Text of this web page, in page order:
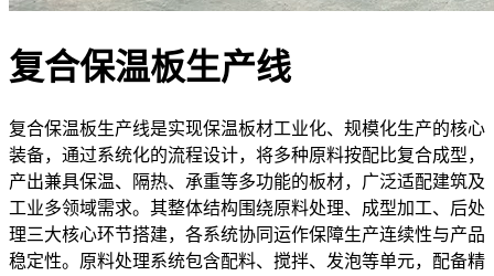
复合保温板生产线
复合保温板生产线是实现保温板材工业化、规模化生产的核心
装备，通过系统化的流程设计，将多种原料按配比复合成型，
产出兼具保温、隔热、承重等多功能的板材，广泛适配建筑及
工业多领域需求。其整体结构围绕原料处理、成型加工、后处
理三大核心环节搭建，各系统协同运作保障生产连续性与产品
稳定性。原料处理系统包含配料、搅拌、发泡等单元，配备精